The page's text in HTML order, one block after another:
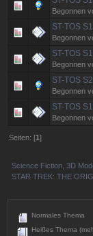
Begonnen
ST-TOS
Begonnen
ST-TOS
Begonnen
ST-TOS
Begonnen
ST-TOS
Begonnen
Seiten: [1]
Science Fiction, 3D
STAR TREK: THE
Normales Thema
Heißes Thema